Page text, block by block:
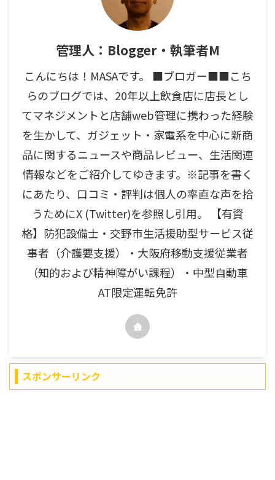
管理人：Blogger・執筆者M
こんにちは！MASAです。 ■ブロガー■■こち
らのブログでは、20年以上飲食店に店長とし
てマネジメントと店舗web管理に携わった経験
を生かして、ガジェット・家電系を中心に新商
品に関するニュースや商品レビュー、生活関連
情報などをご紹介してゆきます。※記事を書く
にあたり、口コミ・評判は個人の率直な声を拾
うためにX (Twitter)を参照し引用。 【有資
格】防犯設備士・交野市生活援助型サービス従
事者（介護要支援）・大阪府移動支援従業者
（知的および精神障がい課程）・中型自動車
AT限定運転免許
スポンサーリンク